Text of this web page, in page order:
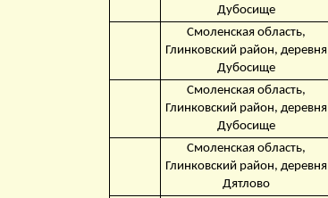
Дубосище
Смоленская область,
Глинковский район, деревня
Дубосище
Смоленская область,
Глинковский район, деревня
Дубосище
Смоленская область,
Глинковский район, деревня
Дятлово